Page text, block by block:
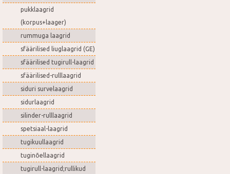
pukklaagrid
(korpus+laager)
rummuga laagrid
sfäärilised liuglaagrid (GE)
sfäärilised tugirull-laagrid
sfäärilised-rulllaagrid
siduri survelaagrid
sidurlaagrid
silinder-rulllaagrid
spetsiaal-laagrid
tugikuullaagrid
tuginõellaagrid
tugirull-laagrid;rullikud